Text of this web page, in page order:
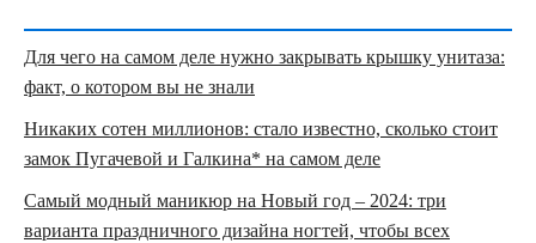
Для чего на самом деле нужно закрывать крышку унитаза:
факт, о котором вы не знали
Никаких сотен миллионов: стало известно, сколько стоит
замок Пугачевой и Галкина* на самом деле
Самый модный маникюр на Новый год – 2024: три
варианта праздничного дизайна ногтей, чтобы всех